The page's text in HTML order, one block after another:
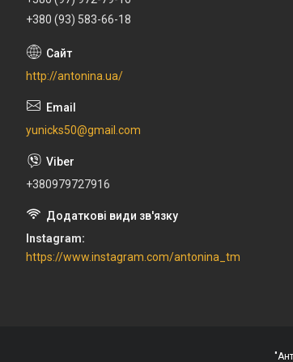
+380 (93) 583-66-18
http://antonina.ua/
yunicks50@gmail.com
+380979727916
Instagram
https://www.instagram.com/antonina_tm